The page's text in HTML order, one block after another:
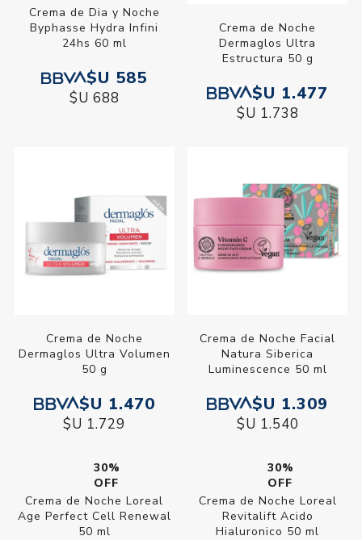
Crema de Dia y Noche
Byphasse Hydra Infini
24hs 60 ml
$U 585
$U 688
Crema de Noche
Dermaglos Ultra
Estructura 50 g
$U 1.477
$U 1.738
Crema de Noche
Dermaglos Ultra Volumen
50 g
$U 1.470
$U 1.729
Crema de Noche Facial
Natura Siberica
Luminescence 50 ml
$U 1.309
$U 1.540
30%
OFF
Crema de Noche Loreal
Age Perfect Cell Renewal
50 ml
30%
OFF
Crema de Noche Loreal
Revitalift Acido
Hialuronico 50 ml